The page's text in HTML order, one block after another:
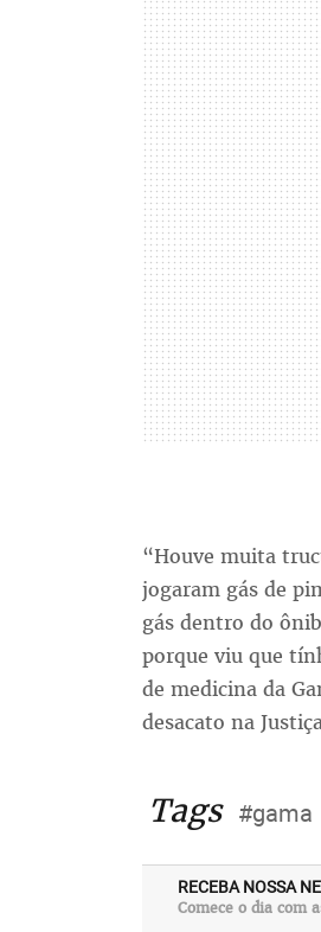
“Houve muita
jogaram gás de
gás dentro do
porque viu que
de medicina da
desacato na
Tags #gama
RECEBA NOSSA
Comece o dia com